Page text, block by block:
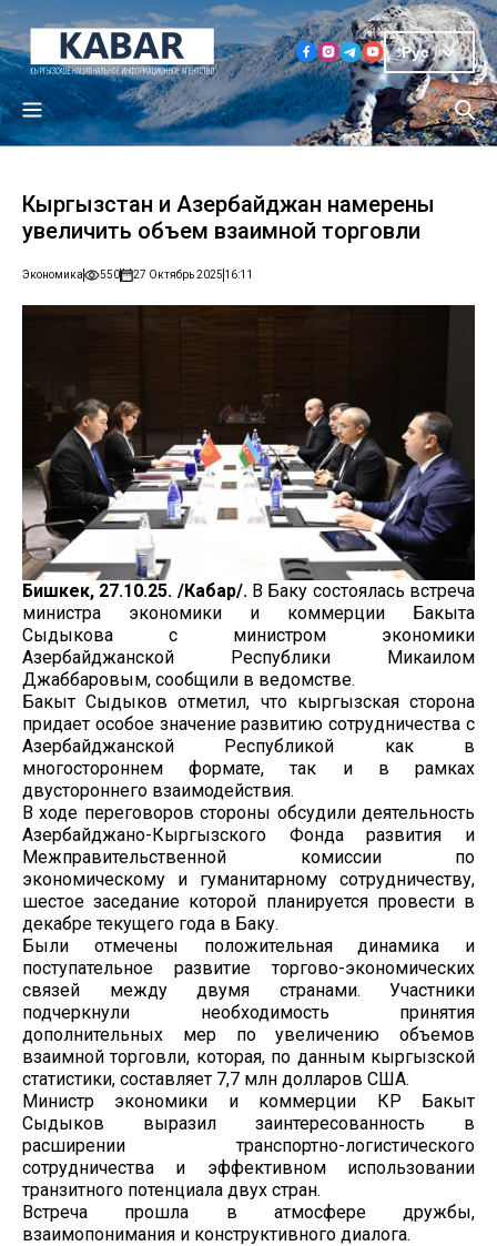
Рус
Кыргызстан и Азербайджан намерены
увеличить объем взаимной торговли
Экономика 550 27 Октябрь 2025 16:11
Бишкек, 27.10.25. /Кабар/. В Баку состоялась встреча
министра экономики и коммерции Бакыта
Сыдыкова с министром экономики
Азербайджанской Республики Микаилом
Джаббаровым, сообщили в ведомстве.
Бакыт Сыдыков отметил, что кыргызская сторона
придает особое значение развитию сотрудничества с
Азербайджанской Республикой как в
многостороннем формате, так и в рамках
двустороннего взаимодействия.
В ходе переговоров стороны обсудили деятельность
Азербайджано-Кыргызского Фонда развития и
Межправительственной комиссии по
экономическому и гуманитарному сотрудничеству,
шестое заседание которой планируется провести в
декабре текущего года в Баку.
Были отмечены положительная динамика и
поступательное развитие торгово-экономических
связей между двумя странами. Участники
подчеркнули необходимость принятия
дополнительных мер по увеличению объемов
взаимной торговли, которая, по данным кыргызской
статистики, составляет 7,7 млн долларов США.
Министр экономики и коммерции КР Бакыт
Сыдыков выразил заинтересованность в
расширении транспортно-логистического
сотрудничества и эффективном использовании
транзитного потенциала двух стран.
Встреча прошла в атмосфере дружбы,
взаимопонимания и конструктивного диалога.